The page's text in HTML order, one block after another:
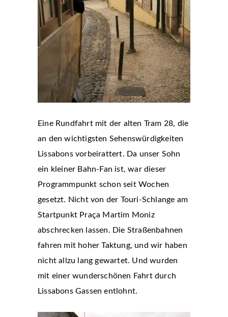
Eine Rundfahrt mit der alten Tram 28, die
an den wichtigsten Sehenswürdigkeiten
Lissabons vorbeirattert. Da unser Sohn
ein kleiner Bahn-Fan ist, war dieser
Programmpunkt schon seit Wochen
gesetzt. Nicht von der Touri-Schlange am
Startpunkt Praça Martim Moniz
abschrecken lassen. Die Straßenbahnen
fahren mit hoher Taktung, und wir haben
nicht allzu lang gewartet. Und wurden
mit einer wunderschönen Fahrt durch
Lissabons Gassen entlohnt.